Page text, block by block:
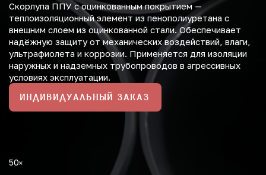
Скорлупа ППУ с оцинкованным покрытием —
теплоизоляционный элемент из пенополиуретана с
внешним слоем из оцинкованной стали. Обеспечивает
надёжную защиту от механических воздействий, влаги,
ультрафиолета и коррозии. Применяется для изоляции
наружных и надземных трубопроводов в агрессивных
условиях эксплуатации.
ИНДИВИДУАЛЬНЫЙ ЗАКАЗ
50